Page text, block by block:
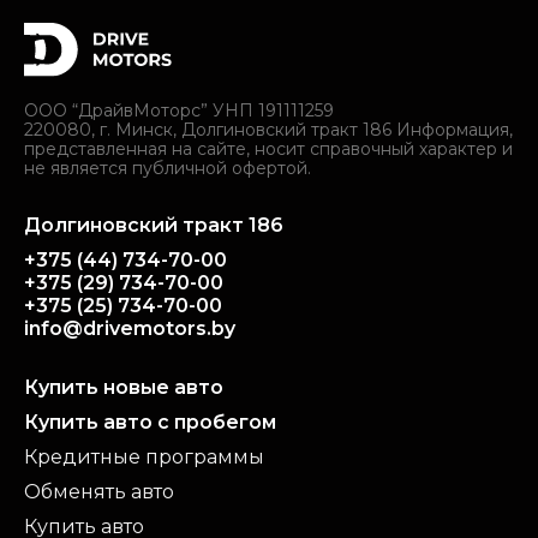
ООО “ДрайвМоторс” УНП 191111259
220080, г. Минск, Долгиновский тракт 186 Информация,
представленная на сайте, носит справочный характер и
не является публичной офертой.
Долгиновский тракт 186
+375 (44) 734-70-00
+375 (29) 734-70-00
+375 (25) 734-70-00
info@drivemotors.by
Купить новые авто
Купить авто с пробегом
Кредитные программы
Обменять авто
Купить авто